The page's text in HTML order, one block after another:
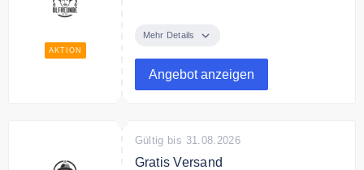
AKTION
ökologische Speiseöle zum
Mehr Details
Angebot anzeigen
Gültig bis 31.08.2026
Gratis Versand